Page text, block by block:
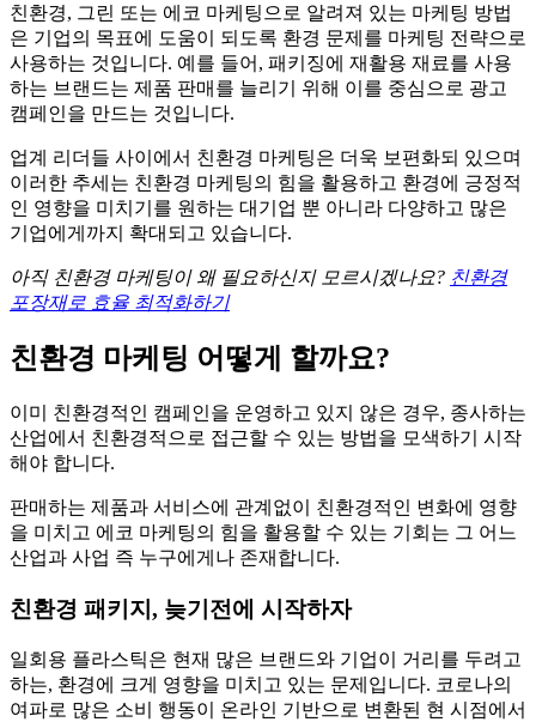
친환경, 그린 또는 에코 마케팅으로 알려져 있는 마케팅 방법
은 기업의 목표에 도움이 되도록 환경 문제를 마케팅 전략으로
사용하는 것입니다. 예를 들어, 패키징에 재활용 재료를 사용
하는 브랜드는 제품 판매를 늘리기 위해 이를 중심으로 광고
캠페인을 만드는 것입니다.
업계 리더들 사이에서 친환경 마케팅은 더욱 보편화되 있으며
이러한 추세는 친환경 마케팅의 힘을 활용하고 환경에 긍정적
인 영향을 미치기를 원하는 대기업 뿐 아니라 다양하고 많은
기업에게까지 확대되고 있습니다.
아직 친환경 마케팅이 왜 필요하신지 모르시겠나요? 친환경
포장재로 효율 최적화하기
친환경 마케팅 어떻게 할까요?
이미 친환경적인 캠페인을 운영하고 있지 않은 경우, 종사하는
산업에서 친환경적으로 접근할 수 있는 방법을 모색하기 시작
해야 합니다.
판매하는 제품과 서비스에 관계없이 친환경적인 변화에 영향
을 미치고 에코 마케팅의 힘을 활용할 수 있는 기회는 그 어느
산업과 사업 즉 누구에게나 존재합니다.
친환경 패키지, 늦기전에 시작하자
일회용 플라스틱은 현재 많은 브랜드와 기업이 거리를 두려고
하는, 환경에 크게 영향을 미치고 있는 문제입니다. 코로나의
여파로 많은 소비 행동이 온라인 기반으로 변환된 현 시점에서